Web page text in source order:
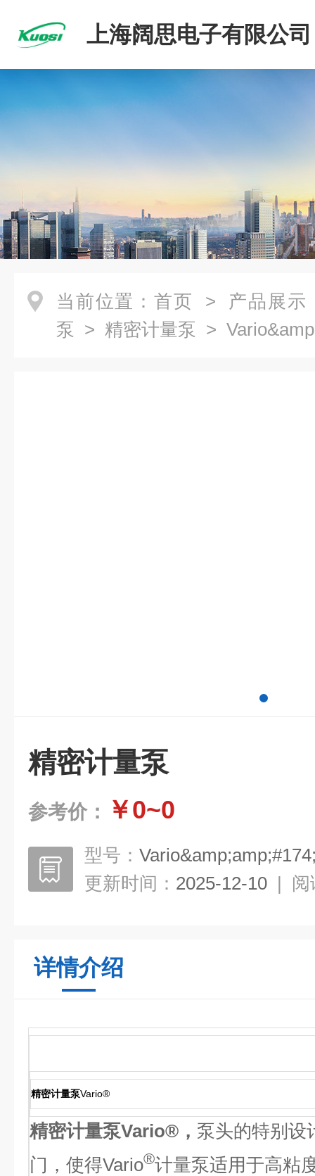
上海阔思电子有限公司
当前位置： 首页 > 产品展示
泵 > 精密计量泵 >
精密计量泵
参考价： ￥0~0
型号：
更新时间： 2025-12-10 | 阅
详情介绍
精密计量泵Vario®
精密计量泵Vario®， 泵头的特别设
门，使得Vario®计量泵适用于高粘